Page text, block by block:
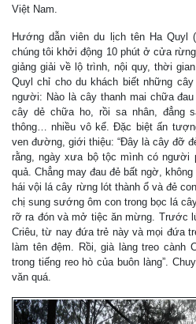
Việt Nam.
Hướng dẫn viên du lịch tên Ha Quyl
chúng tôi khởi động 10 phút ở cửa
giảng giải về lộ trình, nội quy, thời
Quyl chỉ cho du khách biết những
người: Nào là cây thanh mai chữa
cây dẻ chữa ho, rồi sa nhân, đẳng
thông… nhiều vô kể. Đặc biệt ấn
ven đường, giới thiệu: “Đây là cây đỡ
rằng, ngày xưa bộ tộc mình có người
quả. Chẳng may đau đẻ bất ngờ,
hái vội lá cây rừng lót thành ổ và đẻ
chị sung sướng ôm con trong bọc lá
rỡ ra đón và mở tiệc ăn mừng. Trước
Criêu, từ nay đứa trẻ này và mọi đứa
làm tên đệm. Rồi, già làng treo cành
trong tiếng reo hò của buôn làng”.
văn quá.